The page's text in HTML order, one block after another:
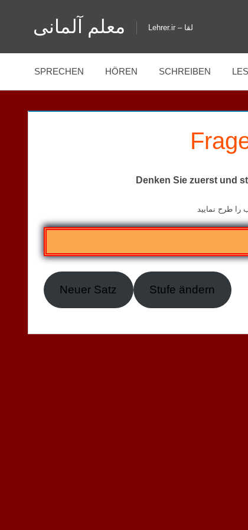
معلم آلمانی Lehrer.ir – لقا
SPRECHEN HÖREN SCHREIBEN
Denken Sie zuerst und
طرح نمایید
Neuer Satz Stufe ändern